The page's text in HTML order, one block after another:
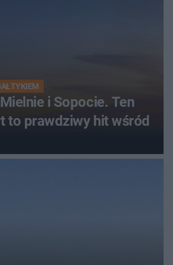
i Sopocie. Ten
to prawdziwy hit wśród